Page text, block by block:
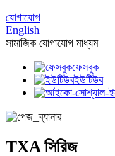
যোগাযোগ
English
সামাজিক যোগাযোগ মাধ্যম
ফেসবুক
ইউটিউব
TXA সিরিজ